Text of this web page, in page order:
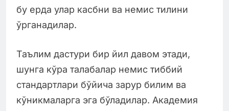
бу ерда улар касбни ва немис тилини
ўрганадилар.
Таълим дастури бир йил давом этади,
шунга кўра талабалар немис тиббий
стандартлари бўйича зарур билим ва
кўникмаларга эга бўладилар. Академия